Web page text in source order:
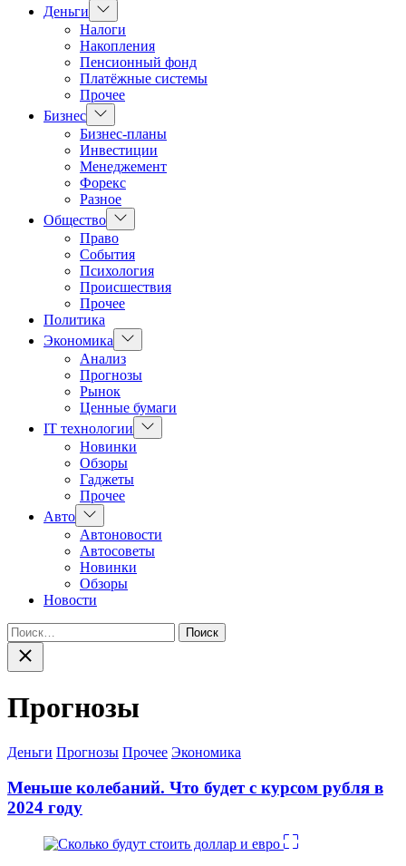
Деньги
Показать
подменю
Налоги
Накопления
Пенсионный фонд
Платёжные системы
Прочее
Бизнес Показать
подменю
Бизнес-планы
Инвестиции
Менеджемент
Форекс
Разное
Общество Показать
подменю
Право
События
Психология
Происшествия
Прочее
Политика
Экономика
Показать
подменю
Анализ
Прогнозы
Рынок
Ценные бумаги
IT технологии
Показать
подменю
Новинки
Обзоры
Гаджеты
Прочее
Авто Показать
подменю
Автоновости
Автосоветы
Новинки
Обзоры
Новости
Найти:
Закрыть
поиск
Прогнозы
Категории
Деньги Прогнозы Прочее Экономика
Меньше колебаний. Что будет с курсом рубля в
2024 году